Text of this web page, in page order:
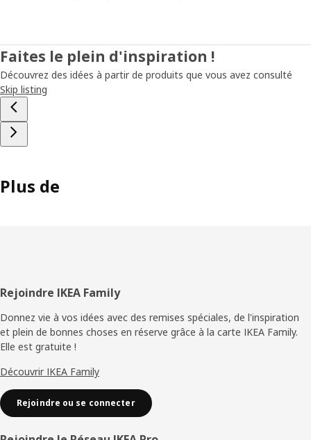
Faites le plein d'inspiration !
Découvrez des idées à partir de produits que vous avez consulté
Skip listing
Plus de
Pied
de
page
Rejoindre IKEA Family
Donnez vie à vos idées avec des remises spéciales, de l'inspiration
et plein de bonnes choses en réserve grâce à la carte IKEA Family.
Elle est gratuite !
Découvrir IKEA Family
Rejoindre ou se connecter